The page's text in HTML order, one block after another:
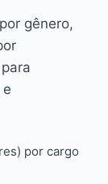
gênero,
por cargo